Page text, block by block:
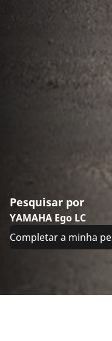
Pesquisar por
YAMAHA Ego LC
Completar a minha